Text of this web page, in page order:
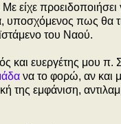
είχε
υποσχόμενος πως θα
του Ναού.
και ευεργέτης μου π.
να το φορώ, αν και
της εμφάνιση,